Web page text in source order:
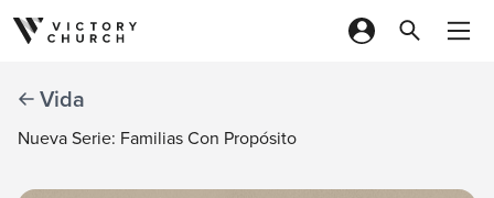
Skip to content
Vida
Nueva Serie: Familias Con Propósito